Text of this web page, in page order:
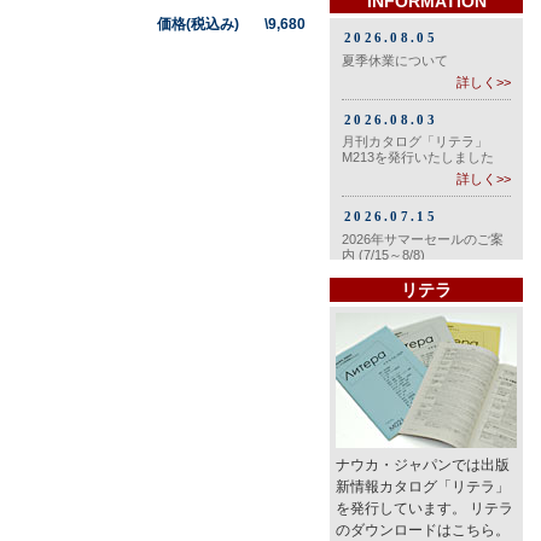
価格(税込み) \9,680
リテラ
ナウカ・ジャパンでは出版
新情報カタログ「リテラ」
を発行しています。 リテラ
のダウンロードはこちら。